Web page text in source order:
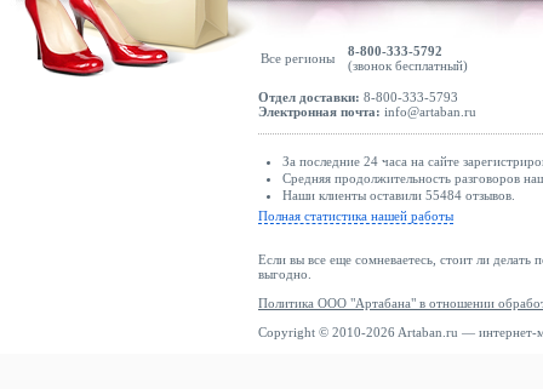
Все регионы
8-800-333-5792
(звонок бесплатный)
Отдел доставки: 8-800-333-5793
Электронная почта: info@artaban.ru
За последние 24 часа на сайте
Средняя продолжительность разговоров
Наши клиенты оставили 55484 отзывов.
Полная статистика нашей работы
Если вы все еще сомневаетесь, стоит ли делать
выгодно.
Политика ООО "Артабана" в отношении
Copyright © 2010-2026 Artaban.ru — интернет-